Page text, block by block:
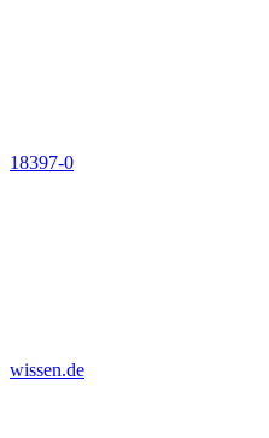
18397-0
wissen.de